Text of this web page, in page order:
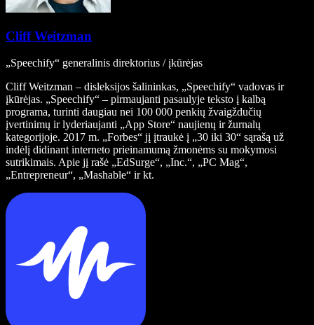
Cliff Weitzman
„Speechify“ generalinis direktorius / įkūrėjas
Cliff Weitzman – disleksijos šalininkas, „Speechify“ vadovas ir
įkūrėjas. „Speechify“ – pirmaujanti pasaulyje teksto į kalbą
programa, turinti daugiau nei 100 000 penkių žvaigždučių
įvertinimų ir lyderiaujanti „App Store“ naujienų ir žurnalų
kategorijoje. 2017 m. „Forbes“ jį įtraukė į „30 iki 30“ sąrašą už
indėlį didinant interneto prieinamumą žmonėms su mokymosi
sutrikimais. Apie jį rašė „EdSurge“, „Inc.“, „PC Mag“,
„Entrepreneur“, „Mashable“ ir kt.